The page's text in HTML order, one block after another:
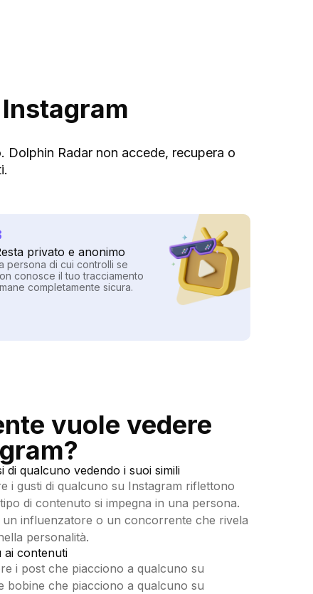
Dolphin Radar non accede, recupera o
privato e anonimo
persona di cui controlli se
conosce il tuo tracciamento
completamente sicura.
vuole vedere
di qualcuno vedendo i suoi simili
i gusti di qualcuno su Instagram riflettono
di contenuto si impegna in una persona.
influenzatore o un concorrente che rivela
personalità.
ai contenuti
i post che piacciono a qualcuno su
bobine che piacciono a qualcuno su